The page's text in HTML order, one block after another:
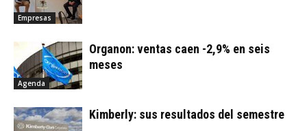
Empresas
Agenda
Organon: ventas caen -2,9% en seis
meses
Kimberly: sus resultados del semestre